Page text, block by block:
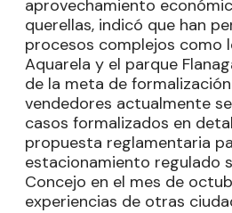
aprovechamiento
querellas, indicó que han
procesos complejos como
Aquarela y el parque
de la meta de
vendedores actualmente
casos formalizados en
propuesta reglamentaria
estacionamiento regulado
Concejo en el mes de
experiencias de otras